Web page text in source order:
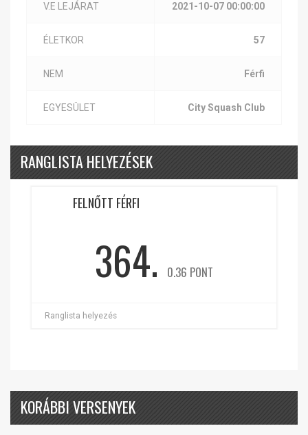
V.E LEJÁRAT 2021-10-07 00:00:00
ÉLETKOR 57
NEM Férfi
EGYESÜLET City Squash Club
RANGLISTA HELYEZÉSEK
FELNŐTT FÉRFI
364. 0.36 PONT
Ranglista helyezés
KORÁBBI VERSENYEK